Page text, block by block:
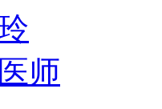
师